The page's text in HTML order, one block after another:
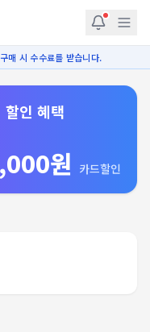
매 시 수수료를 받습니다.
인 혜택
원 카드할인